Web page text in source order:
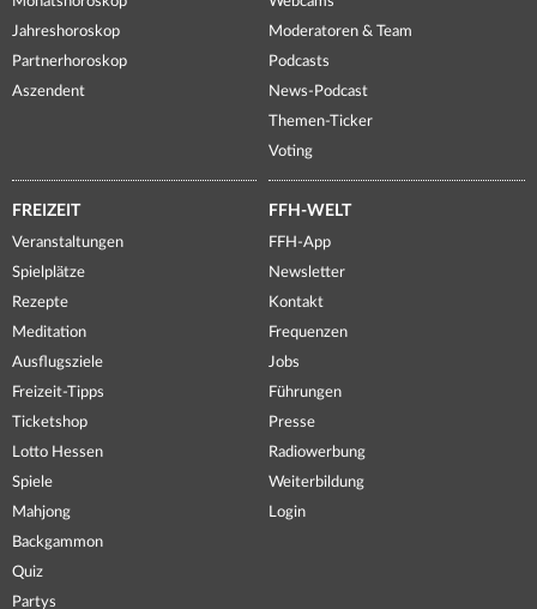
Jahreshoroskop
Partnerhoroskop
Aszendent
Moderatoren & Team
Podcasts
News-Podcast
Themen-Ticker
Voting
FREIZEIT
Veranstaltungen
Spielplätze
Rezepte
Meditation
Ausflugsziele
Freizeit-Tipps
Ticketshop
Lotto Hessen
Spiele
Mahjong
Backgammon
Quiz
Partys
FFH-WELT
FFH-App
Newsletter
Kontakt
Frequenzen
Jobs
Führungen
Presse
Radiowerbung
Weiterbildung
Login